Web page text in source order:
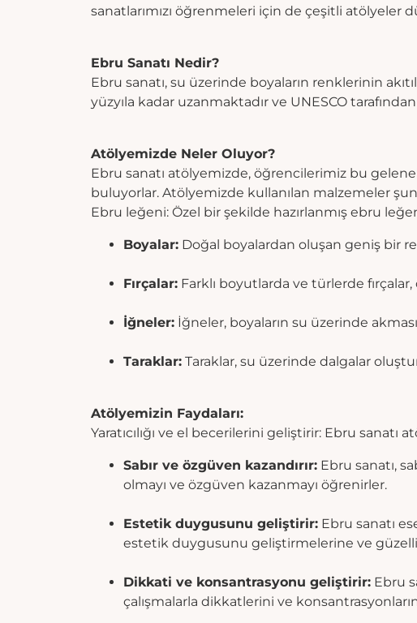
sanatlarımızı öğrenmeleri için de çeşitli atölyeler
Ebru Sanatı Nedir?
Ebru sanatı, su üzerinde boyaların renklerinin
yüzyıla kadar uzanmaktadır ve UNESCO
Atölyemizde Neler Oluyor?
Ebru sanatı atölyemizde, öğrencilerimiz bu
buluyorlar. Atölyemizde kullanılan malzemeler
Ebru leğeni: Özel bir şekilde hazırlanmış ebru
Boyalar: Doğal boyalardan oluşan geniş bir
Fırçalar: Farklı boyutlarda ve türlerde
İğneler: İğneler, boyaların su üzerinde
Taraklar: Taraklar, su üzerinde dalgalar
Atölyemizin Faydaları:
Yaratıcılığı ve el becerilerini geliştirir: Ebru sanatı
Sabır ve özgüven kazandırır: Ebru sanatı,
olmayı ve özgüven kazanmayı öğrenirler.
Estetik duygusunu geliştirir: Ebru sanatı
estetik duygusunu geliştirmelerine ve güzellik
Dikkati ve konsantrasyonu geliştirir: Ebru
çalışmalarla dikkatlerini ve